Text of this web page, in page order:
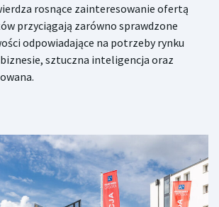
rosnące zainteresowanie ofertą
przyciągają zarówno sprawdzone
odpowiadające na potrzeby rynku
sztuczna inteligencja oraz